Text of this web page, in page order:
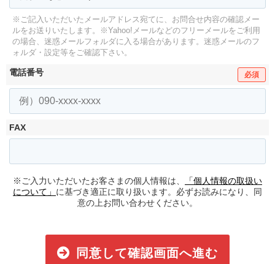
※ご記入いただいたメールアドレス宛てに、お問合せ内容の確認メー
ルをお送りいたします。
※Yahoo!メールなどのフリーメールをご利用
の場合、迷惑メールフォルダに入る場合があります。 迷惑メールのフ
ォルダ・設定等をご確認下さい。
電話番号 必須
FAX
※ご入力いただいたお客さまの個人情報は、
「個人情報の取扱い
について」 に基づき適正に取り扱います。必ずお読みになり、同
意の上お問い合わせください。
同意して確認画面へ進む